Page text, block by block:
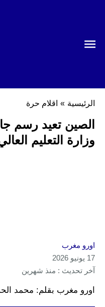
الرئيسية » اقلام حرة
الصين تعيد رسم
وزارة التعليم
اورو مغرب
17 يونيو 2026
آخر تحديث : منذ شهرين
اورو مغرب بقلم: محمد